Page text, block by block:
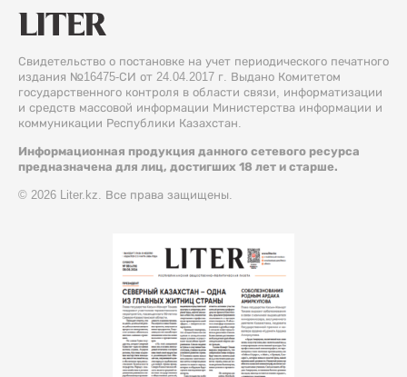
Свидетельство о постановке на учет периодического печатного
издания №16475-СИ от 24.04.2017 г. Выдано Комитетом
государственного контроля в области связи, информатизации
и средств массовой информации Министерства информации и
коммуникации Республики Казахстан.
Информационная продукция данного сетевого ресурса
предназначена для лиц, достигших 18 лет и старше.
© 2026 Liter.kz. Все права защищены.